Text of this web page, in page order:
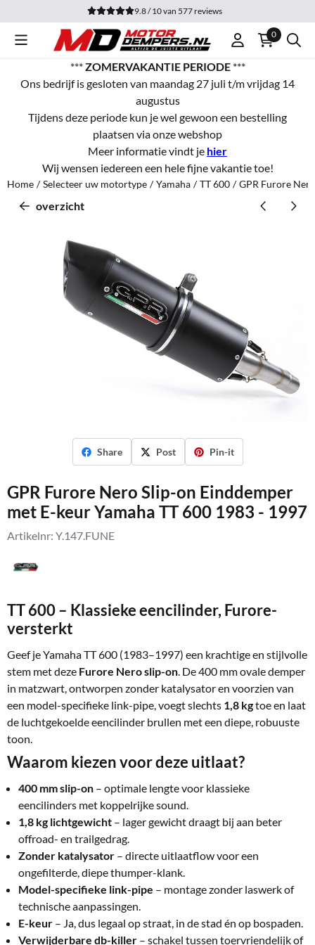
Cookievoorkeuren zijn momenteel gesloten.
9.8 / 10van 577reviews
0
***ZOMERVAKANTIE PERIODE***
Ons bedrijf is gesloten van maandag 27 juli t/m vrijdag 14
augustus
Tijdens deze periode kun je wel gewoon een bestelling
plaatsen via onze webshop
Meer informatie vindt je hier
Wij wensen iedereen een hele fijne vakantie toe!
Home / Selecteer uw motortype / Yamaha / TT 600 / GPR Furore
overzicht
Share Post Pin-it
GPR Furore Nero Slip-on Einddemper
met E-keur Yamaha TT 600 1983 - 1997
Artikelnr: Y.147.FUNE
TT 600 – Klassieke eencilinder, Furore-
versterkt
Geef je Yamaha TT 600 (1983–1997) een krachtige en stijlvolle
stem met deze Furore Nero slip-on. De 400 mm ovale demper
in matzwart, ontworpen zonder katalysator en voorzien van
een model-specifieke link-pipe, voegt slechts 1,8 kgtoe en laat
de luchtgekoelde eencilinder brullen met een diepe, robuuste
toon.
Waarom kiezen voor deze uitlaat?
400 mm slip-on – optimale lengte voor klassieke
eencilinders met koppelrijke sound.
1,8 kg lichtgewicht – lager gewicht draagt bij aan beter
offroad- en trailgedrag.
Zonder katalysator – directe uitlaatflow voor een
ongefilterde, diepe thumper-klank.
Model-specifieke link-pipe – montage zonder laswerk of
technische aanpassingen.
E-keur – Ja, dus legaal op straat, in de stad én op bospaden.
Verwijderbare db-killer – schakel tussen toervriendelijk of